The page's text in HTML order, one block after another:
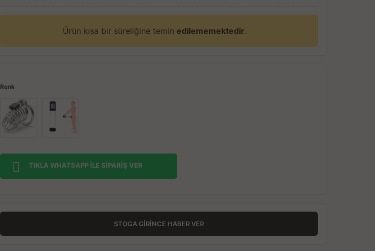
Ürün kısa bir süreliğine temin edilememektedir.
Renk
TIKLA WHATSAPP İLE SİPARİŞ VER
STOGA GIRINCE HABER VER